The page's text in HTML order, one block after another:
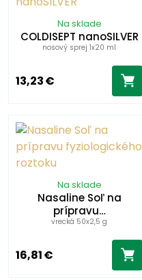
Na sklade
COLDISEPT nanoSILVER
nosový sprej 1x20 ml
13,23 €
Na sklade
Nasaline Soľ na
prípravu…
vrecká 50x2,5 g
16,81 €